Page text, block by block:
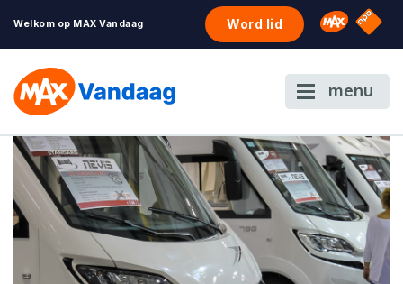
Welkom op MAX Vandaag Word lid Omroep
NPO
menu